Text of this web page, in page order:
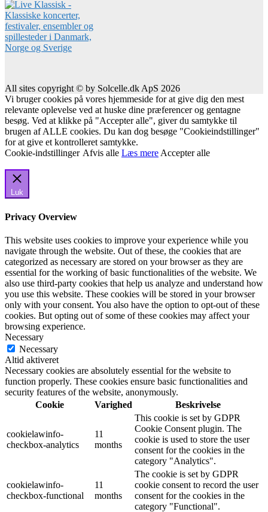
All sites copyright © by Solcelle.dk ApS 2026
Vi bruger cookies på vores hjemmeside for at give dig den mest
relevante oplevelse ved at huske dine præferencer og gentagne
besøg. Ved at klikke på "Accepter alle", giver du samtykke til
brugen af ALLE cookies. Du kan dog besøge "Cookieindstillinger"
for at give et kontrolleret samtykke.
Cookie-indstillinger Afvis alle Læs mereAccepter alle
Luk
Privacy Overview
This website uses cookies to improve your experience while you
navigate through the website. Out of these, the cookies that are
categorized as necessary are stored on your browser as they are
essential for the working of basic functionalities of the website. We
also use third-party cookies that help us analyze and understand how
you use this website. These cookies will be stored in your browser
only with your consent. You also have the option to opt-out of these
cookies. But opting out of some of these cookies may affect your
browsing experience.
Necessary
Necessary
Altid aktiveret
Necessary cookies are absolutely essential for the website to
function properly. These cookies ensure basic functionalities and
security features of the website, anonymously.
Cookie
Varighed Beskrivelse
cookielawinfo-
checkbox-analytics
11
months
This cookie is set by GDPR
Cookie Consent plugin. The
cookie is used to store the user
consent for the cookies in the
category "Analytics".
cookielawinfo-
checkbox-functional
11
months
The cookie is set by GDPR
cookie consent to record the user
consent for the cookies in the
category "Functional".